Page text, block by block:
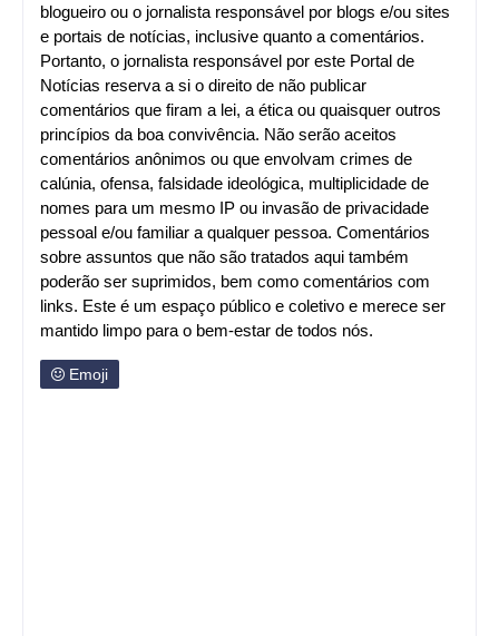
blogueiro ou o jornalista responsável por blogs e/ou sites
e portais de notícias, inclusive quanto a comentários.
Portanto, o jornalista responsável por este Portal de
Notícias reserva a si o direito de não publicar
comentários que firam a lei, a ética ou quaisquer outros
princípios da boa convivência. Não serão aceitos
comentários anônimos ou que envolvam crimes de
calúnia, ofensa, falsidade ideológica, multiplicidade de
nomes para um mesmo IP ou invasão de privacidade
pessoal e/ou familiar a qualquer pessoa. Comentários
sobre assuntos que não são tratados aqui também
poderão ser suprimidos, bem como comentários com
links. Este é um espaço público e coletivo e merece ser
mantido limpo para o bem-estar de todos nós.
Emoji